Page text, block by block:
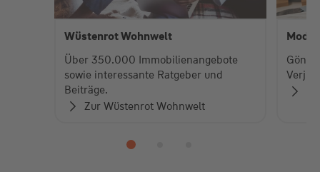
Wüstenrot Wohnwelt
Über 350.000 Immobilienangebote
sowie interessante Ratgeber und
Beiträge.
Zur Wüstenrot Wohnwelt